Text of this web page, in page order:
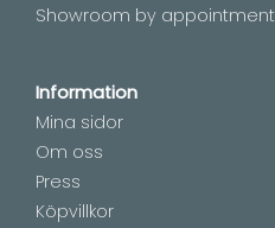
Showroom by appointment
Information
Mina sidor
Om oss
Press
Köpvillkor